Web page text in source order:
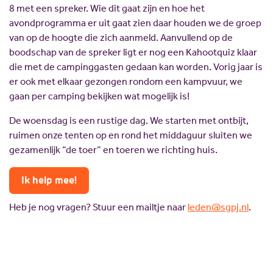
8 met een spreker. Wie dit gaat zijn en hoe het
avondprogramma er uit gaat zien daar houden we de groep
van op de hoogte die zich aanmeld. Aanvullend op de
boodschap van de spreker ligt er nog een Kahootquiz klaar
die met de campinggasten gedaan kan worden. Vorig jaar is
er ook met elkaar gezongen rondom een kampvuur, we
gaan per camping bekijken wat mogelijk is!
De woensdag is een rustige dag. We starten met ontbijt,
ruimen onze tenten op en rond het middaguur sluiten we
gezamenlijk “de toer” en toeren we richting huis.
Ik help mee!
Heb je nog vragen? Stuur een mailtje naar leden@sgpj.nl.